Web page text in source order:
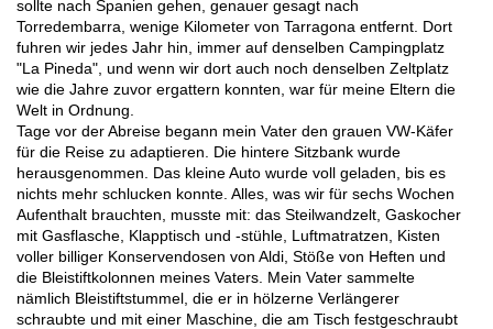
sollte nach Spanien gehen, genauer gesagt nach
Torredembarra, wenige Kilometer von Tarragona entfernt. Dort
fuhren wir jedes Jahr hin, immer auf denselben Campingplatz
"La Pineda", und wenn wir dort auch noch denselben Zeltplatz
wie die Jahre zuvor ergattern konnten, war für meine Eltern die
Welt in Ordnung.
Tage vor der Abreise begann mein Vater den grauen VW-Käfer
für die Reise zu adaptieren. Die hintere Sitzbank wurde
herausgenommen. Das kleine Auto wurde voll geladen, bis es
nichts mehr schlucken konnte. Alles, was wir für sechs Wochen
Aufenthalt brauchten, musste mit: das Steilwandzelt, Gaskocher
mit Gasflasche, Klapptisch und -stühle, Luftmatratzen, Kisten
voller billiger Konservendosen von Aldi, Stöße von Heften und
die Bleistiftkolonnen meines Vaters. Mein Vater sammelte
nämlich Bleistiftstummel, die er in hölzerne Verlängerer
schraubte und mit einer Maschine, die am Tisch festgeschraubt